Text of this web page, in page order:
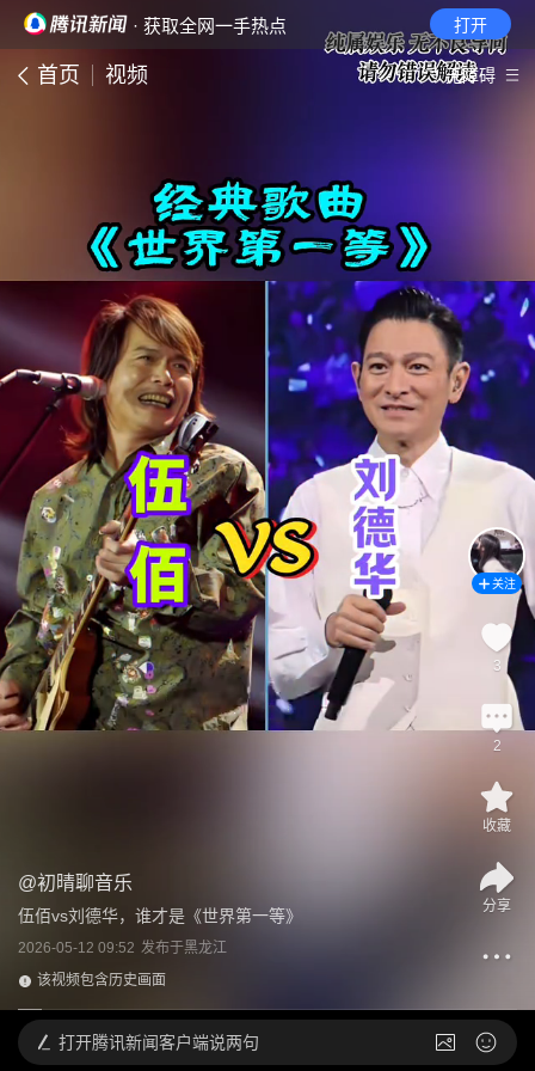
· 获取全网一手热点 打开
首页 视频 无障碍
@初晴聊音乐
伍佰vs刘德华，谁才是《世界第一等》
2026-05-12 09:52 发布于黑龙江
该视频包含历史画面
关注
3
2
收藏
分享
打开腾讯新闻客户端说两句